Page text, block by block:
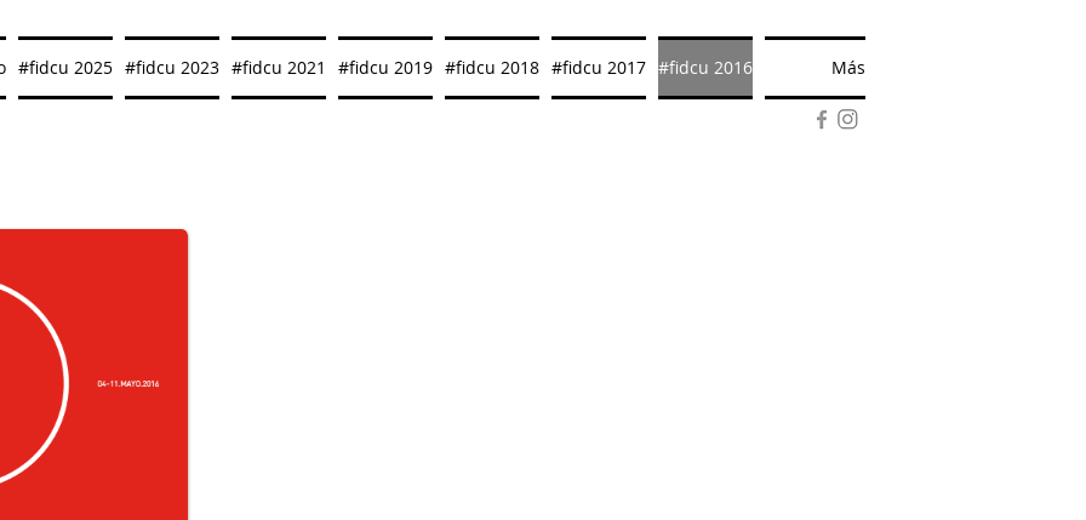
#fidcu 2025 #fidcu 2023 #fidcu 2021 #fidcu 2019 #fidcu 2018 #fidcu 2017 #fidcu 2016 Más